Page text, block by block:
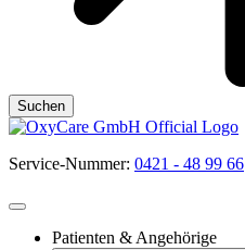
Suchen
Service-Nummer: 0421 - 48 99 66
Patienten & Angehörige